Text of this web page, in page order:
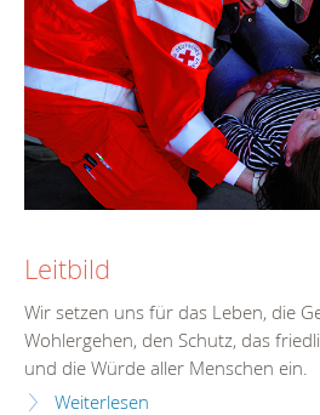
Leitbild
Wir setzen uns für das Leben, die
Wohlergehen, den Schutz, das
und die Würde aller Menschen ein.
Weiterlesen